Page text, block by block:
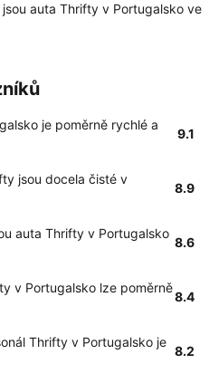
auta Thrifty v Portugalsko ve
je poměrně rychlé a
9.1
jsou docela čisté v
8.9
auta Thrifty v Portugalsko
8.6
v Portugalsko lze poměrně
8.4
Thrifty v Portugalsko je
8.2